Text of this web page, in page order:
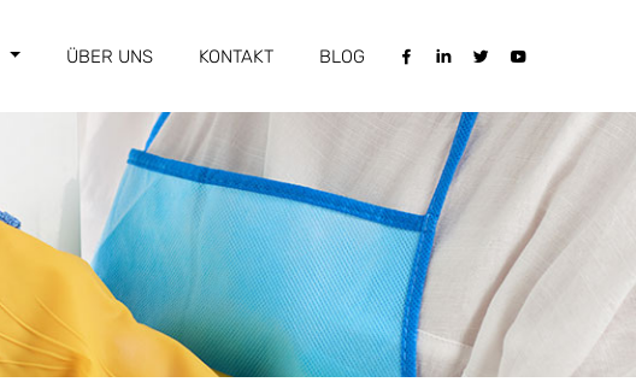
ÜBER UNS KONTAKT BLOG